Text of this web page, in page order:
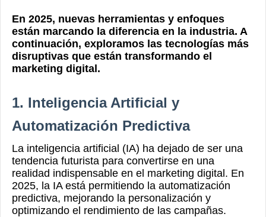
En 2025, nuevas herramientas y enfoques
están marcando la diferencia en la industria. A
continuación, exploramos las tecnologías más
disruptivas que están transformando el
marketing digital.
1. Inteligencia Artificial y
Automatización Predictiva
La inteligencia artificial (IA) ha dejado de ser una
tendencia futurista para convertirse en una
realidad indispensable en el marketing digital. En
2025, la IA está permitiendo la automatización
predictiva, mejorando la personalización y
optimizando el rendimiento de las campañas.